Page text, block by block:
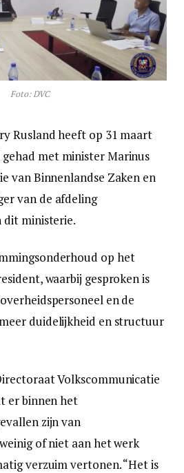
Foto: DVC
Rusland heeft op 31 maart
met minister Marinus
van Binnenlandse Zaken en
van de afdeling
dit ministerie.
op het
waarbij gesproken is
en de
duidelijkheid en structuur
Volkscommunicatie
er binnen het
zijn van
of niet aan het werk
verzuim vertonen. “Het is